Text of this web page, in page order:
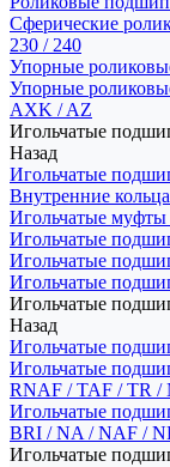
Сферические
230 / 240
Упорные
Упорные
AXK / AZ
Игольчатые
Назад
Игольчатые
Внутренние
Игольчатые
Игольчатые
Игольчатые
Игольчатые
Игольчатые
Назад
Игольчатые
Игольчатые
RNAF / TAF / TR /
Игольчатые
BRI / NA / NAF /
Игольчатые